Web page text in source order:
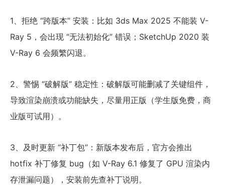
1、拒绝 “跨版本” 安装：比如 3ds Max 2025 不能装 V-
Ray 5，会出现 “无法初始化” 错误；SketchUp 2020 装
V-Ray 6 会频繁闪退。
2、警惕 “破解版” 稳定性：破解版可能删减了关键组件，
导致渲染崩溃或功能缺失，尽量用正版（学生版免费，商
业版可试用）。
3、及时更新 “补丁包”：新版本发布后，官方会推出
hotfix 补丁修复 bug（如 V-Ray 6.1 修复了 GPU 渲染内
存泄漏问题），安装前先查补丁说明。